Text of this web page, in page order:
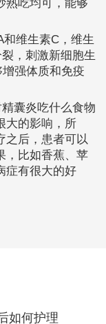
熟吃均可，能够
维生素C，维生
，刺激新细胞生
强体质和免疫
囊炎吃什么食物
大的影响，所
之后，患者可以
，比如香蕉、苹
症有很大的好
如何护理